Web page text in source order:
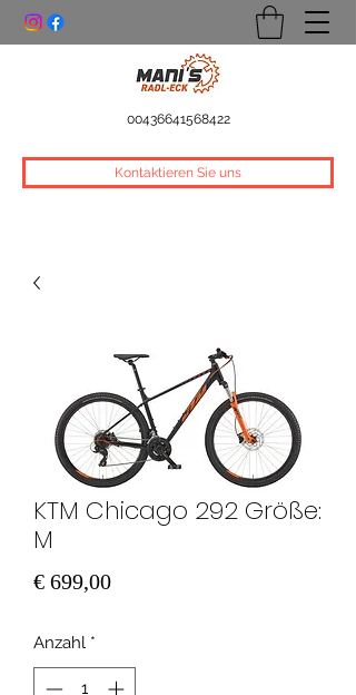
00436641568422
Kontaktieren Sie uns
KTM Chicago 292 Größe:
M
€ 699,00Preis
Anzahl *